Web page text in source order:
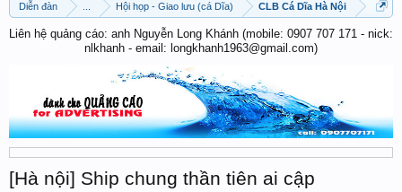
Diễn đàn Hội họp - Giao lưu (cá Dĩa) CLB Cá Dĩa Hà Nội
Liên hệ quảng cáo: anh Nguyễn Long Khánh (mobile: 0907 707 171 - nick:
nlkhanh - email: longkhanh1963@gmail.com)
[Hà nội] Ship chung thần tiên ai cập